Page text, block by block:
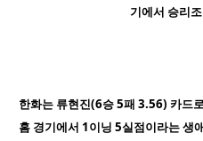
기에서 승리
한화는 류현진(6승 5패 3.56) 카드
홈 경기에서 1이닝 5실점이라는 생